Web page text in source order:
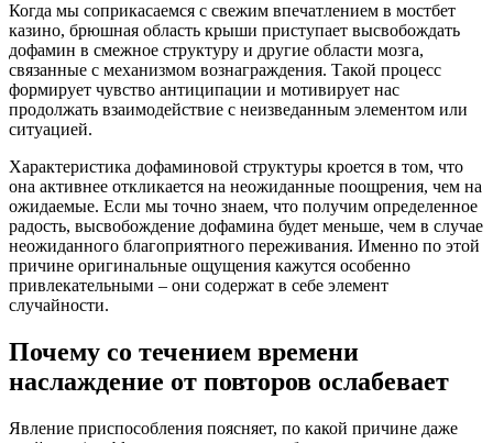
Когда мы соприкасаемся с свежим впечатлением в мостбет
казино, брюшная область крыши приступает высвобождать
дофамин в смежное структуру и другие области мозга,
связанные с механизмом вознаграждения. Такой процесс
формирует чувство антиципации и мотивирует нас
продолжать взаимодействие с неизведанным элементом или
ситуацией.
Характеристика дофаминовой структуры кроется в том, что
она активнее откликается на неожиданные поощрения, чем на
ожидаемые. Если мы точно знаем, что получим определенное
радость, высвобождение дофамина будет меньше, чем в случае
неожиданного благоприятного переживания. Именно по этой
причине оригинальные ощущения кажутся особенно
привлекательными – они содержат в себе элемент
случайности.
Почему со течением времени
наслаждение от повторов ослабевает
Явление приспособления поясняет, по какой причине даже